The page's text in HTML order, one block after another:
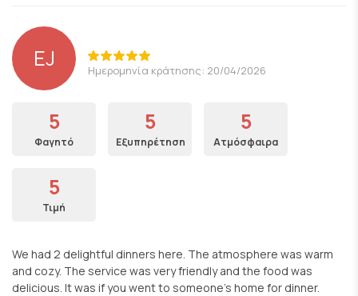
EJ Ημερομηνία κράτησης: 20/04/2026
5
Φαγητό
5
Εξυπηρέτηση
5
Ατμόσφαιρα
5
Τιμή
We had 2 delightful dinners here. The atmosphere was warm
and cozy. The service was very friendly and the food was
delicious. It was if you went to someone’s home for dinner.